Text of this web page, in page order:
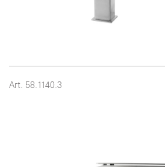
Art. 58.1140.3